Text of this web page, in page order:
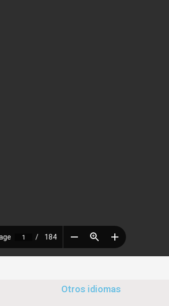
Otros idiomas